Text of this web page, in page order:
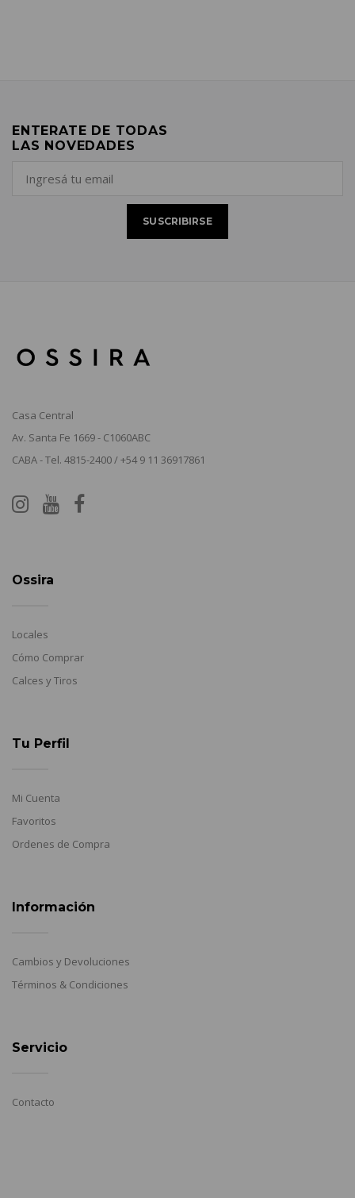
ENTERATE DE TODAS
LAS NOVEDADES
Casa Central
Av. Santa Fe 1669 - C1060ABC
CABA - Tel. 4815-2400 / +54 9 11 36917861
Ossira
Locales
Cómo Comprar
Calces y Tiros
Tu Perfil
Mi Cuenta
Favoritos
Ordenes de Compra
Información
Cambios y Devoluciones
Términos & Condiciones
Servicio
Contacto